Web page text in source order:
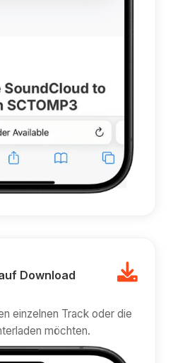
Download
einzelnen Track oder die
möchten.